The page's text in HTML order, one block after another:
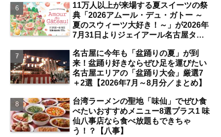
夏祭りの見どころは？【まとめ／大曽
根】
11万人以上が来場する夏スイーツの祭
典「2026アムール・デュ・ガトー ～
夏のスウィーツ大好き！～」が2026年
7月31日よりジェイアール名古屋タカ
【名古屋駅】
名古屋に今年も「盆踊りの夏」が到
来！盆踊り好きならぜひ足を運びたい
名古屋エリアの「盆踊り大会」厳選7
＋2選【2026年7月～8月分／まとめ】
台湾ラーメンの聖地「味仙」でぜひ食
べたいおすすめメニュー8選プラス1 味
仙八事店なら食べ放題もできちゃ
う！？【八事】